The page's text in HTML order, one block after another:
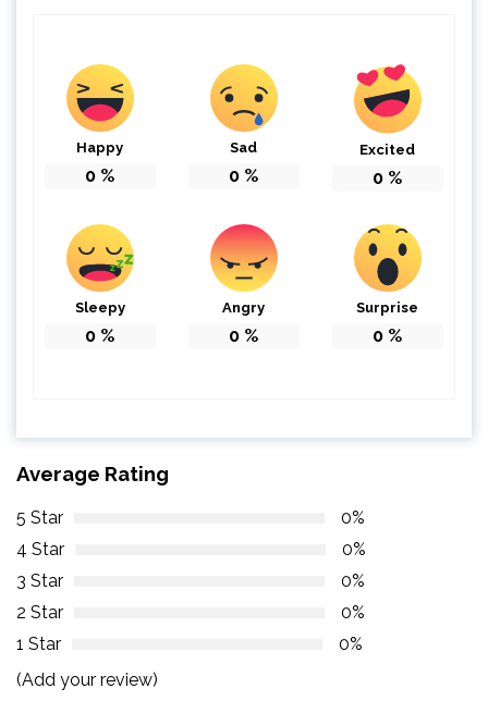
Happy
0 %
Sad
0 %
Excited
0 %
Sleepy
0 %
Angry
0 %
Surprise
0 %
Average Rating
5 Star
0%
4 Star
0%
3 Star
0%
2 Star
0%
1 Star
0%
(Add your review)